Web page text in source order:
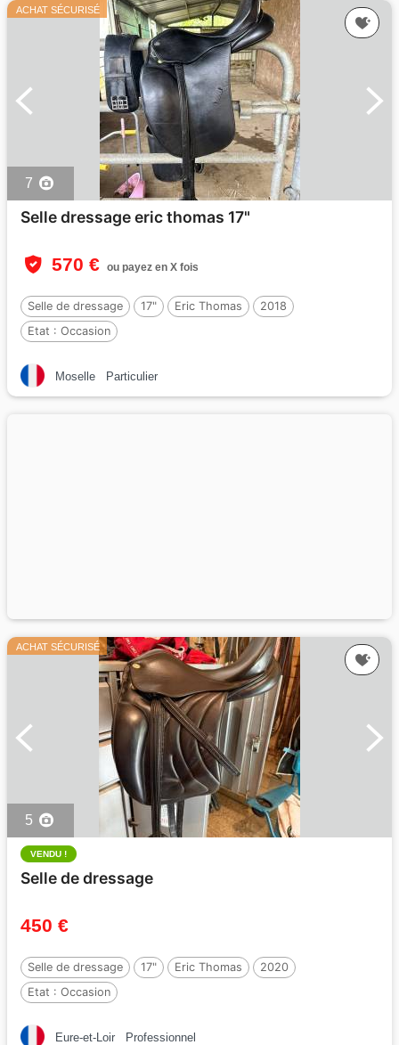
ACHAT SÉCURISÉ
7
Selle dressage eric thomas 17"
570 € ou payez en X fois
Selle de dressage 17" Eric Thomas
2018
Etat : Occasion
Moselle Particulier
ACHAT SÉCURISÉ
5
VENDU !
Selle de dressage
450 €
Selle de dressage 17" Eric Thomas
2020
Etat : Occasion
Eure-et-Loir Professionnel